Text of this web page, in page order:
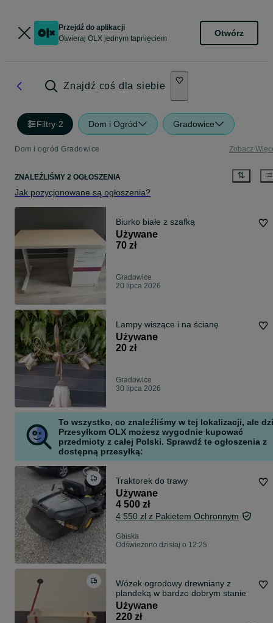
Przejdź do aplikacji
Otwieraj OLX jednym tapnięciem
Otwórz
Znajdź coś dla siebie
Filtry·2 Dom i Ogród Gradowice
Dom i ogród Gradowice Zobacz
ZNALEŹLIŚMY 2 OGŁOSZENIA
Jak pozycjonowane są ogłoszenia?
Biurko białe z szafką
Używane
70 zł
Gradowice
20 lipca 2026
Lampy wiszące i na ścianę
Używane
20 zł
Gradowice
30 lipca 2026
To wszystko, co znaleźliśmy w tej lokalizacji, ale
Przesyłkom OLX możesz wygodnie kupować
przedmioty z całej Polski. Sprawdź te ogłoszenia z
dostępną przesyłką:
Traktorek do trawy
Używane
4 500 zł
4 550 zł z Pakietem Ochronnym
Gbiska
Odświeżono dzisiaj o 12:25
Wózek ogrodowy drewniany z
plandeką w bardzo dobrym stanie
Używane
220 zł